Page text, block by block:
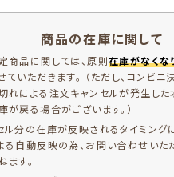
商品の在庫に関して
商品に関しては、原則在庫がなくな
ていただきます。 （ただし、コンビ
れによる注文キャンセルが発生した
が戻る場合がございます。）
ル分の在庫が反映されるタイミング
る自動反映の為、お問い合わせいた
ます。